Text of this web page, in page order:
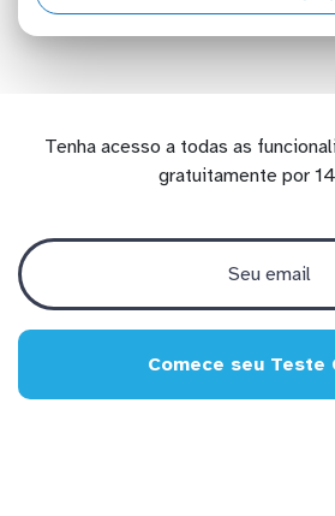
Tenha acesso a todas as
gratuitamente por
Comece seu Teste